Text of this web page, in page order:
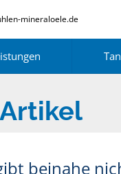
mineraloele.de
beinahe